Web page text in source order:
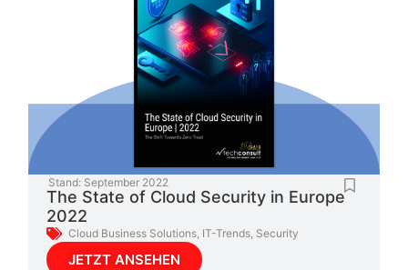
Stand: September 2022
The State of Cloud Security in Europe
2022
Cloud Business Solutions, IT-Trends, Security
JETZT ANSEHEN